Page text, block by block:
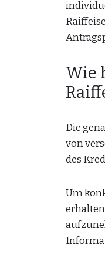
Wie
Die
von
des
Um